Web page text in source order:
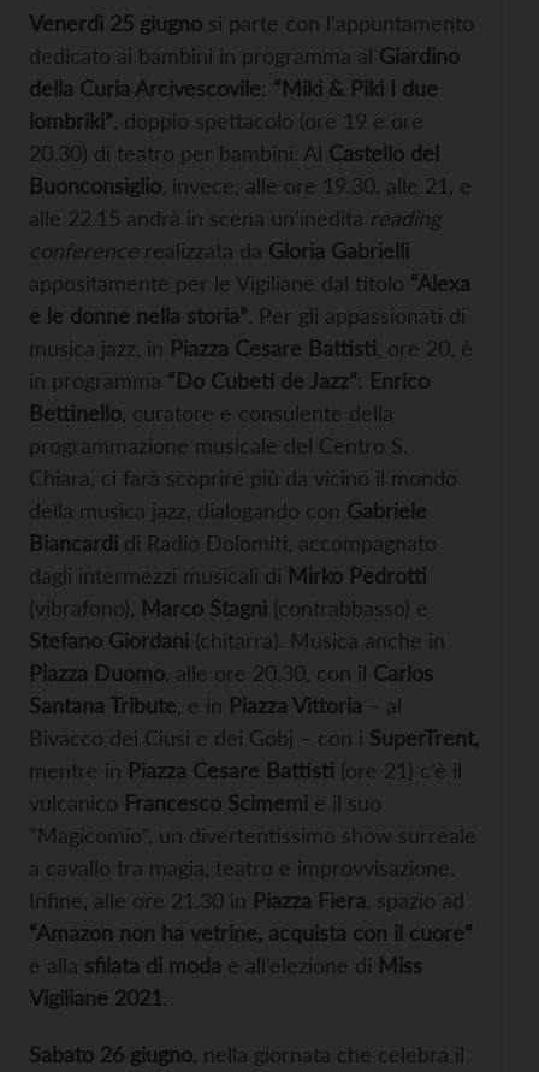
Venerdì 25 giugno si parte con l’appuntamento
dedicato ai bambini in programma al Giardino
della Curia Arcivescovile: “Miki & Piki I due
lombriki” , doppio spettacolo (ore 19 e ore
20.30) di teatro per bambini. Al Castello del
Buonconsiglio , invece, alle ore 19.30, alle 21, e
alle 22.15 andrà in scena un’inedita reading
conference realizzata da Gloria Gabrielli
appositamente per le Vigiliane dal titolo “Alexa
e le donne nella storia”. Per gli appassionati di
musica jazz, in Piazza Cesare Battisti , ore 20, è
in programma “Do Cubeti de Jazz”: Enrico
Bettinello , curatore e consulente della
programmazione musicale del Centro S.
Chiara, ci farà scoprire più da vicino il mondo
della musica jazz, dialogando con Gabriele
Biancardi di Radio Dolomiti, accompagnato
dagli intermezzi musicali di Mirko Pedrotti
(vibrafono), Marco Stagni (contrabbasso) e
Stefano Giordani (chitarra). Musica anche in
Piazza Duomo , alle ore 20.30, con il Carlos
Santana Tribute , e in Piazza Vittoria – al
Bivacco dei Ciusi e dei Gobj – con i SuperTrent,
mentre in Piazza Cesare Battisti (ore 21) c’è il
vulcanico Francesco Scimemi e il suo
“Magicomio”, un divertentissimo show surreale
a cavallo tra magia, teatro e improvvisazione.
Infine, alle ore 21.30 in Piazza Fiera , spazio ad
“Amazon non ha vetrine, acquista con il cuore”
e alla sfilata di moda e all’elezione di Miss
Vigiliane 2021.
Sabato 26 giugno , nella giornata che celebra il